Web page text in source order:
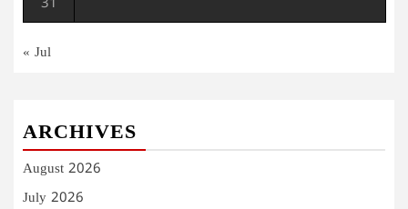
31
« Jul
ARCHIVES
August 2026
July 2026